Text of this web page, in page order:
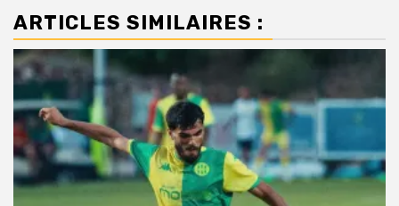
ARTICLES SIMILAIRES :